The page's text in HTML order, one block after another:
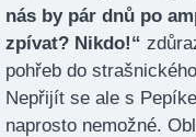
nás by pár dnů po
zpívat? Nikdo!“
pohřeb do
Nepřijít se ale s
naprosto nemožné.